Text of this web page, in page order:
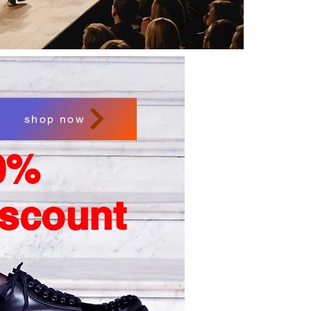
shop now